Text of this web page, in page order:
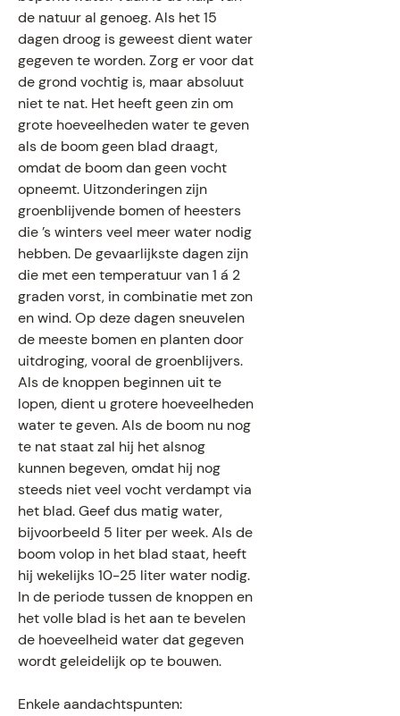
de natuur al genoeg. Als het 15
dagen droog is geweest dient water
gegeven te worden. Zorg er voor dat
de grond vochtig is, maar absoluut
niet te nat. Het heeft geen zin om
grote hoeveelheden water te geven
als de boom geen blad draagt,
omdat de boom dan geen vocht
opneemt. Uitzonderingen zijn
groenblijvende bomen of heesters
die ’s winters veel meer water nodig
hebben. De gevaarlijkste dagen zijn
die met een temperatuur van 1 á 2
graden vorst, in combinatie met zon
en wind. Op deze dagen sneuvelen
de meeste bomen en planten door
uitdroging, vooral de groenblijvers.
Als de knoppen beginnen uit te
lopen, dient u grotere hoeveelheden
water te geven. Als de boom nu nog
te nat staat zal hij het alsnog
kunnen begeven, omdat hij nog
steeds niet veel vocht verdampt via
het blad. Geef dus matig water,
bijvoorbeeld 5 liter per week. Als de
boom volop in het blad staat, heeft
hij wekelijks 10-25 liter water nodig.
In de periode tussen de knoppen en
het volle blad is het aan te bevelen
de hoeveelheid water dat gegeven
wordt geleidelijk op te bouwen.
Enkele aandachtspunten: